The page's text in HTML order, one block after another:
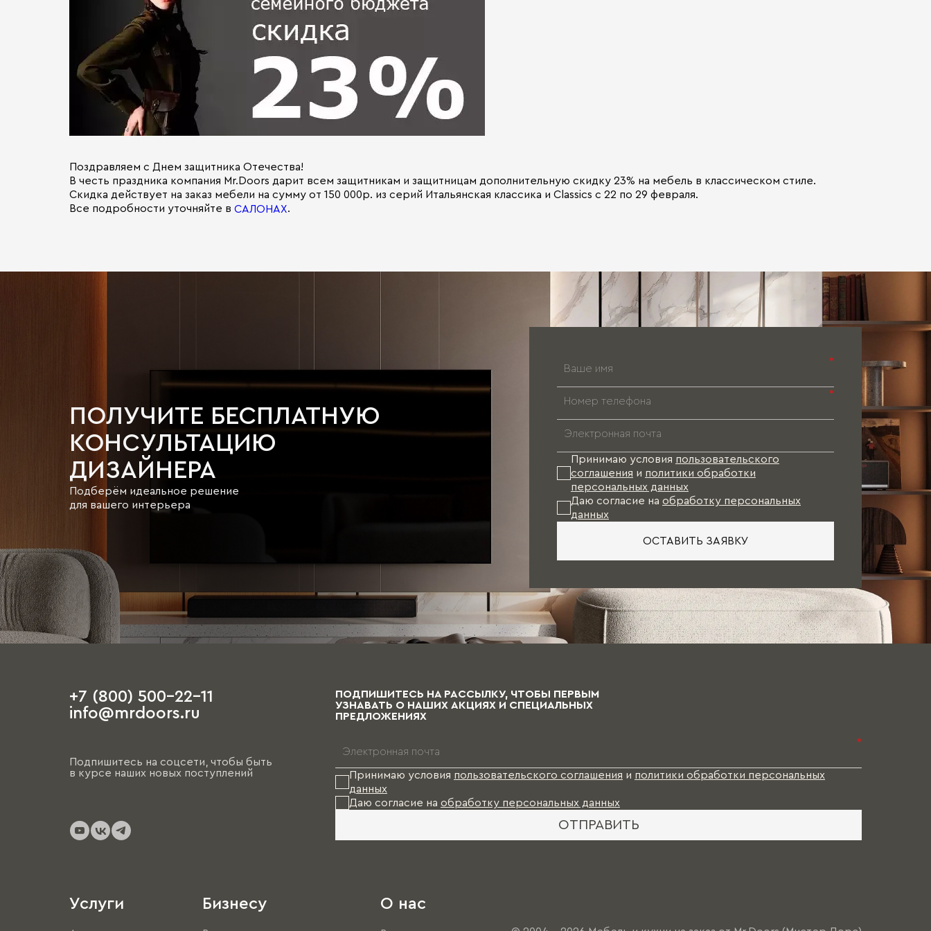
Поздравляем с Днем защитника Отечества!
В честь праздника компания Mr.Doors дарит всем защитникам и защитницам дополнительную скидку 23% на мебель в классическом стиле.
Скидка действует на заказ мебели на сумму от 150 000р. из серий Итальянская классика и Classics с 22 по 29 февраля.
Все подробности уточняйте в САЛОНАХ.
ПОЛУЧИТЕ БЕСПЛАТНУЮ
КОНСУЛЬТАЦИЮ
ДИЗАЙНЕРА
Подберём идеальное решение
для вашего интерьера
*
*
Принимаю условия пользовательского
соглашения и политики обработки
персональных данных
Даю согласие на обработку персональных
данных
ОСТАВИТЬ ЗАЯВКУ
+7 (800) 500-22-11
info@mrdoors.ru
Подпишитесь на соцсети, чтобы быть
в курсе наших новых поступлений
ПОДПИШИТЕСЬ НА РАССЫЛКУ, ЧТОБЫ ПЕРВЫМ
УЗНАВАТЬ О НАШИХ АКЦИЯХ И СПЕЦИАЛЬНЫХ
ПРЕДЛОЖЕНИЯХ
*
Принимаю условия пользовательского соглашения и политики обработки персональных
данных
Даю согласие на обработку персональных данных
ОТПРАВИТЬ
Услуги Бизнесу О нас